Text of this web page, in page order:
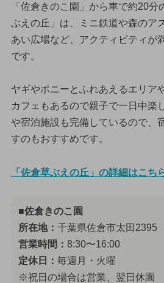
「佐倉きのこ園」から車で約20
ぶえの丘」は、ミニ鉄道や森のア
あい広場など、アクティビティが
です。
ヤギやポニーとふれあえるエリア
カフェもあるので親子で一日中楽
や宿泊施設も完備しているので、
すのもおすすめです。
「佐倉草ぶえの丘」の詳細はこち
■佐倉きのこ園
所在地： 千葉県佐倉市太田2395
営業時間： 8:30〜16:00
定休日： 毎週月・火曜
※祝日の場合は営業、翌日休園